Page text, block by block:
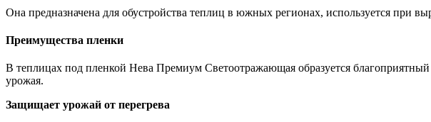
Она предназначена для обустройства теплиц в южных регионах, используется при
Преимущества пленки
В теплицах под пленкой Нева Премиум Светоотражающая образуется
урожая.
Защищает урожай от перегрева